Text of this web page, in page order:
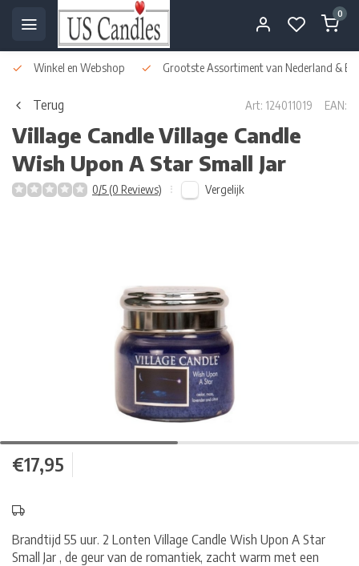
0
Winkel en Webshop Grootste Assortiment van Nederland &
Terug Art: 124011019 EAN:
Village CandleVillage Candle
Wish Upon A Star Small Jar
0/5 (0 Reviews) Vergelijk
€17,95
Brandtijd 55 uur. 2 Lonten Village Candle Wish Upon A Star
Small Jar , de geur van de romantiek, zacht warm met een